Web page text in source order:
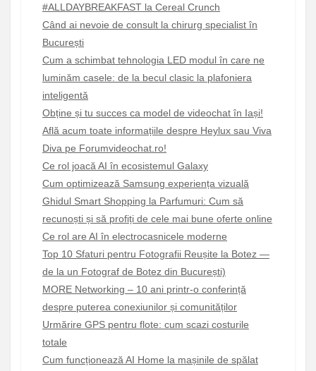
#ALLDAYBREAKFAST la Cereal Crunch
Când ai nevoie de consult la chirurg specialist în
București
Cum a schimbat tehnologia LED modul în care ne
luminăm casele: de la becul clasic la plafoniera
inteligentă
Obține și tu succes ca model de videochat în Iași!
Află acum toate informațiile despre Heylux sau Viva
Diva pe Forumvideochat.ro!
Ce rol joacă AI în ecosistemul Galaxy
Cum optimizează Samsung experiența vizuală
Ghidul Smart Shopping la Parfumuri: Cum să
recunoști și să profiți de cele mai bune oferte online
Ce rol are AI în electrocasnicele moderne
Top 10 Sfaturi pentru Fotografii Reușite la Botez —
de la un Fotograf de Botez din București)
MORE Networking – 10 ani printr-o conferință
despre puterea conexiunilor și comunităților
Urmărire GPS pentru flote: cum scazi costurile
totale
Cum funcționează AI Home la mașinile de spălat